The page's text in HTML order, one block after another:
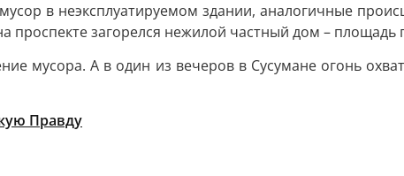
в неэксплуатируемом здании, аналогичные
проспекте загорелся нежилой частный дом –
мусора. А в один из вечеров в Сусумане огонь
Правду